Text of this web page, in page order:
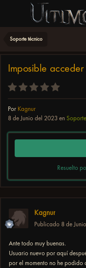
Soporte técnico
Imposible
Por Kagnur
8 de Junio del 2023 en
Resuelto
Kagnur
Publicado 8 de
Ante todo muy buenas.
Usuario nuevo por aquí
por el momento no he podido